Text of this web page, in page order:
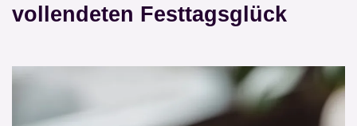
vollendeten Festtagsglück